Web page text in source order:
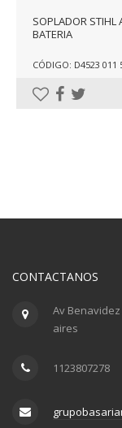
SOPLADOR STIHL
BATERIA
CÓDIGO: D4523 011
CONTACTANOS
Av
aires
1123807278